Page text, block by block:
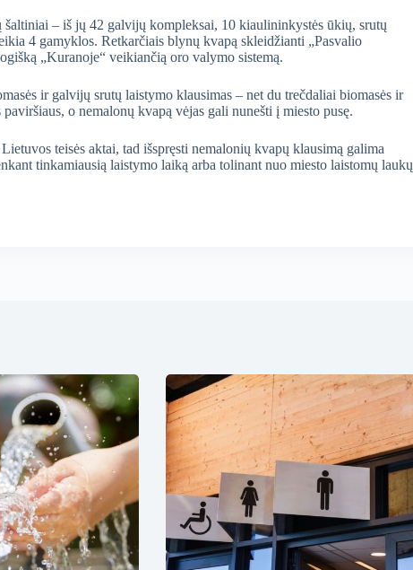
– iš jų 42 galvijų kompleksai, 10 kiaulininkystės ūkių, srutų
4 gamyklos. Retkarčiais blynų kvapą skleidžianti „Pasvalio
„Kuranoje“ veikiančią oro valymo sistemą.
ir galvijų srutų laistymo klausimas – net du trečdaliai biomasės ir
o nemalonų kvapą vėjas gali nunešti į miesto pusę.
teisės aktai, tad išspręsti nemalonių kvapų klausimą galima
tinkamiausią laistymo laiką arba tolinant nuo miesto laistomų laukų